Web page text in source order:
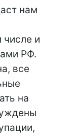
нам
и
РФ.
все
на